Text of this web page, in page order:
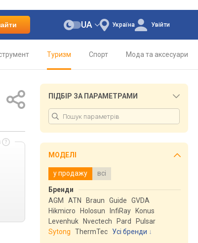
Україна
UA Увійти
Туризм Спорт Мода та аксесуари
ПІДБІР ЗА ПАРАМЕТРАМИ
МОДЕЛІ
у продажу всі
Бренди
AGM
ATN Braun Guide
GVDA
Hikmicro
Holosun InfiRay
Konus
Levenhuk
Nvectech Pard
Pulsar
Sytong
ThermTec
Усі бренди